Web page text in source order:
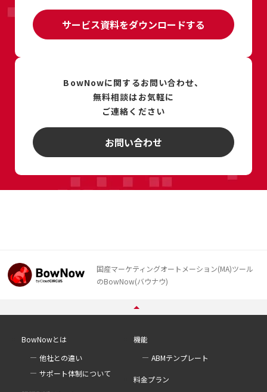
サービス資料をダウンロードする
BowNowに関するお問い合わせ、
無料相談はお気軽に
ご連絡ください
お問い合わせ
国産マーケティングオートメーション(MA)ツール
のBowNow(バウナウ)
BowNowとは
他社との違い
サポート体制について
機能
ABMテンプレート
料金プラン